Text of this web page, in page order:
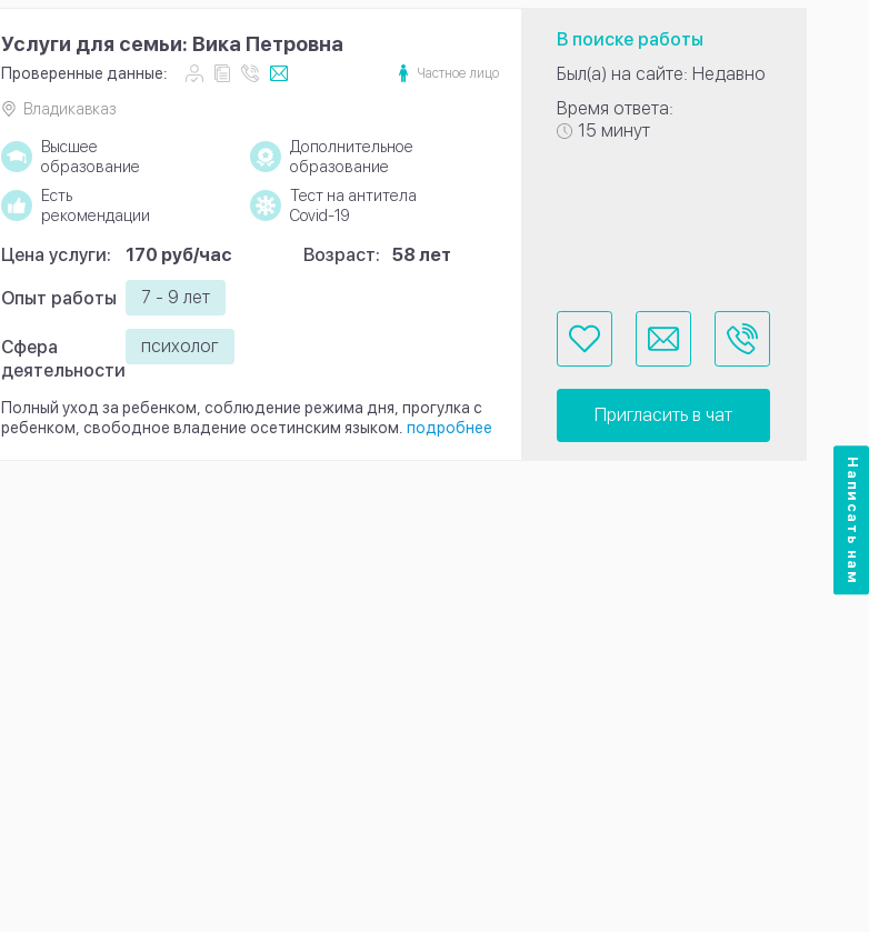
Услуги для семьи: Вика Петровна
Проверенные данные: Частное лицо
Владикавказ
Высшее
образование
Дополнительное
образование
Есть
рекомендации
Тест на антитела
Covid-19
Цена услуги: 170 руб/час Возраст: 58 лет
Опыт работы 7 - 9 лет
Сфера
деятельности
психолог
Полный уход за ребенком, соблюдение режима дня, прогулка с
ребенком, свободное владение осетинским языком. подробнее
В поиске работы
Был(а) на сайте: Недавно
Время ответа:
15 минут
Пригласить в чат
Написать нам